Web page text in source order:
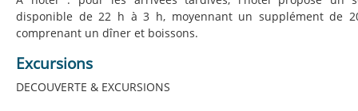
disponible de 22 h à 3 h, moyennant un supplément de
comprenant un dîner et boissons.
Excursions
DECOUVERTE & EXCURSIONS